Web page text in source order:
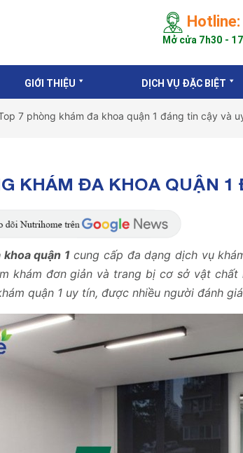
Mở cửa 7h30 -
GIỚI THIỆU DỊCH VỤ ĐẶC BIỆT
7 phòng khám đa khoa quận 1 đáng tin cậy và
KHÁM ĐA KHOA QUẬN 1
quận 1 cung cấp đa dạng dịch vụ
khám đơn giản và trang bị cơ sở vật chất
quận 1 uy tín, được nhiều người đánh